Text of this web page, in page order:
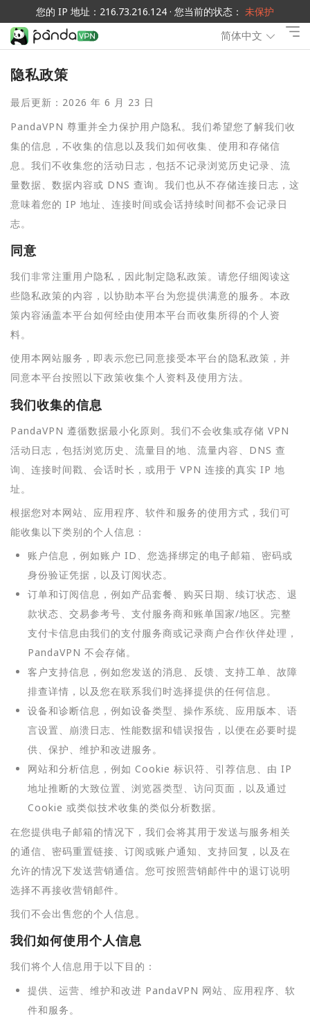
您的 IP 地址：216.73.216.124 · 您当前的状态： 未保护
简体中文
隐私政策
最后更新：2026 年 6 月 23 日
PandaVPN 尊重并全力保护用户隐私。我们希望您了解我们收
集的信息，不收集的信息以及我们如何收集、使用和存储信
息。我们不收集您的活动日志，包括不记录浏览历史记录、流
量数据、数据内容或 DNS 查询。我们也从不存储连接日志，这
意味着您的 IP 地址、连接时间或会话持续时间都不会记录日
志。
同意
我们非常注重用户隐私，因此制定隐私政策。请您仔细阅读这
些隐私政策的内容，以协助本平台为您提供满意的服务。本政
策内容涵盖本平台如何经由使用本平台而收集所得的个人资
料。
使用本网站服务，即表示您已同意接受本平台的隐私政策，并
同意本平台按照以下政策收集个人资料及使用方法。
我们收集的信息
PandaVPN 遵循数据最小化原则。我们不会收集或存储 VPN
活动日志，包括浏览历史、流量目的地、流量内容、DNS 查
询、连接时间戳、会话时长，或用于 VPN 连接的真实 IP 地
址。
根据您对本网站、应用程序、软件和服务的使用方式，我们可
能收集以下类别的个人信息：
账户信息，例如账户 ID、您选择绑定的电子邮箱、密码或
身份验证凭据，以及订阅状态。
订单和订阅信息，例如产品套餐、购买日期、续订状态、退
款状态、交易参考号、支付服务商和账单国家/地区。完整
支付卡信息由我们的支付服务商或记录商户合作伙伴处理，
PandaVPN 不会存储。
客户支持信息，例如您发送的消息、反馈、支持工单、故障
排查详情，以及您在联系我们时选择提供的任何信息。
设备和诊断信息，例如设备类型、操作系统、应用版本、语
言设置、崩溃日志、性能数据和错误报告，以便在必要时提
供、保护、维护和改进服务。
网站和分析信息，例如 Cookie 标识符、引荐信息、由 IP
地址推断的大致位置、浏览器类型、访问页面，以及通过
Cookie 或类似技术收集的类似分析数据。
在您提供电子邮箱的情况下，我们会将其用于发送与服务相关
的通信、密码重置链接、订阅或账户通知、支持回复，以及在
允许的情况下发送营销通信。您可按照营销邮件中的退订说明
选择不再接收营销邮件。
我们不会出售您的个人信息。
我们如何使用个人信息
我们将个人信息用于以下目的：
提供、运营、维护和改进 PandaVPN 网站、应用程序、软
件和服务。